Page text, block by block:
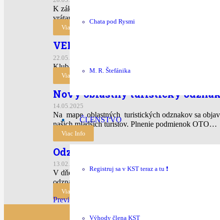
Chata pod Rysmi
M. R. Štefánika
ČLENSTVO
Registruj sa v KST teraz a tu ❗
Výhody člena KST
K základnému poisteniu, ktoré je zahrnuté vo
vrátane liečebných nákladov až…
Viac Info
VEREJNÉ OBSTARÁVANIE –
22.05.2025
Klub slovenských turistov, ako obstrávateľ v zmysle
Viac Info
Nový oblastný turistický
14.05.2025
Na mape oblastných turistických odznakov sa
našich mladších turistov. Plnenie podmienok OTO…
Viac Info
Odznaky z medzinárodného
13.02.2025
V dňoch 31. 1. až 3. 2. 2025 sa na Donovaloch
odznaky zrazu…
Viac Info
Previous